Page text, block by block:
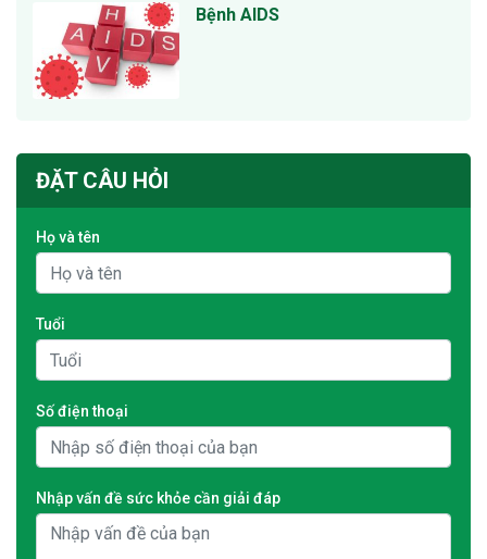
Bệnh AIDS
ĐẶT CÂU HỎI
Họ và tên
Tuổi
Số điện thoại
Nhập vấn đề sức khỏe cần giải đáp